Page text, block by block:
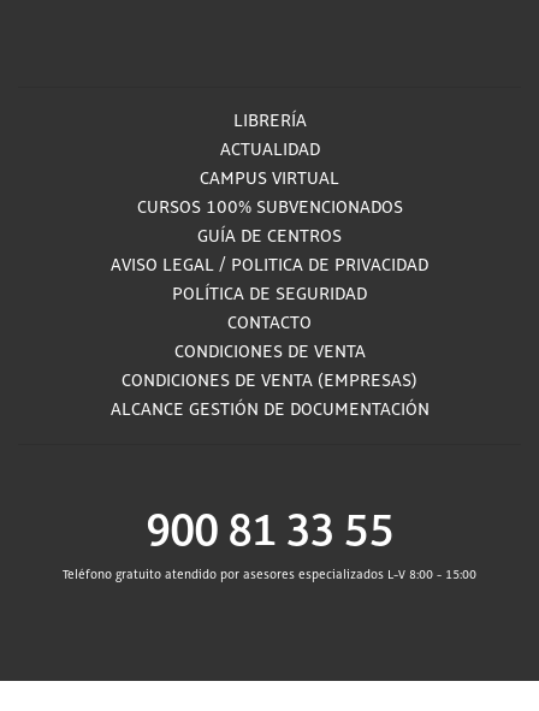
LIBRERÍA
ACTUALIDAD
CAMPUS VIRTUAL
CURSOS 100% SUBVENCIONADOS
GUÍA DE CENTROS
AVISO LEGAL / POLITICA DE PRIVACIDAD
POLÍTICA DE SEGURIDAD
CONTACTO
CONDICIONES DE VENTA
CONDICIONES DE VENTA (EMPRESAS)
ALCANCE GESTIÓN DE DOCUMENTACIÓN
900 81 33 55
Teléfono gratuito atendido por asesores especializados L-V 8:00 - 15:00